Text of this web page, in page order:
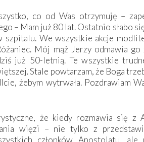
co od Was otrzymuję –
– Mam już 80 lat. Ostatnio słabo
szpitalu. We wszystkie akcje
Mój mąż Jerzy odmawia
już 50-letnią. Te wszystkie
Stale powtarzam, że Boga
żebym wytrwała. Pozdrawiam
że kiedy rozmawia się z
więzi – nie tylko z
członków Apostolatu,